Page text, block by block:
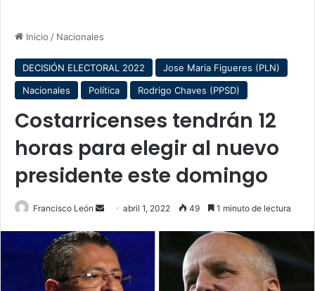
Inicio / Nacionales
DECISIÓN ELECTORAL 2022
Jose Maria Figueres (PLN)
Nacionales
Política Rodrigo Chaves (PPSD)
Costarricenses tendrán 12
horas para elegir al nuevo
presidente este domingo
Francisco León
Send
email
abril 1, 2022 49 1 minuto de lectura